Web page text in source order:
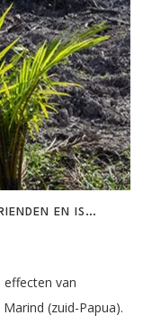
EN IS…
van
(zuid-Papua)​.